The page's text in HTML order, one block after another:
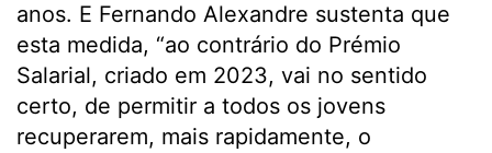
anos. E Fernando Alexandre sustenta que
esta medida, “ao contrário do Prémio
Salarial, criado em 2023, vai no sentido
certo, de permitir a todos os jovens
recuperarem, mais rapidamente, o